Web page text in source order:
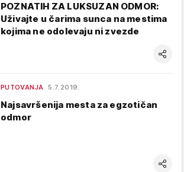
POZNATIH ZA LUKSUZAN ODMOR:
Uživajte u čarima sunca na mestima
kojima ne odolevaju ni zvezde
PUTOVANJA 5.7.2019.
Najsavršenija mesta za egzotičan
odmor